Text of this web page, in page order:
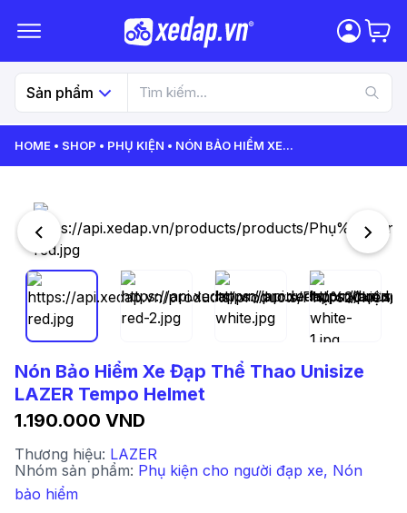
Sản phẩm
HOME SHOP PHỤ KIỆN NÓN BẢO HIỂM XE...
Nón Bảo Hiểm Xe Đạp Thể Thao Unisize
LAZER Tempo Helmet
1.190.000 VND
Thương hiệu: LAZER
Nhóm sản phẩm: Phụ kiện cho người đạp xe, Nón
bảo hiểm